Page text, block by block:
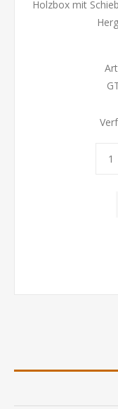
Holzbox mit